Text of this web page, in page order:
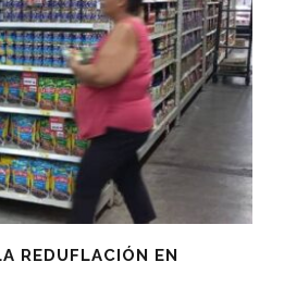
REDUFLACIÓN EN